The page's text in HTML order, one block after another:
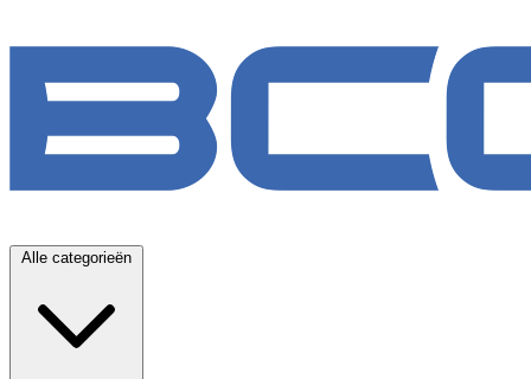
Alle categorieën